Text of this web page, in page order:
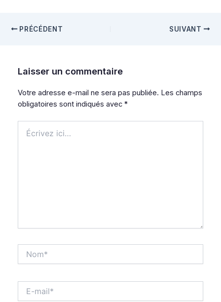
PRÉCÉDENT SUIVANT
Laisser un commentaire
Votre adresse e-mail ne sera pas publiée. Les champs
obligatoires sont indiqués avec*
ici…
mail*